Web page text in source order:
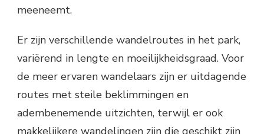
meeneemt.
Er zijn verschillende wandelroutes in het park,
variërend in lengte en moeilijkheidsgraad. Voor
de meer ervaren wandelaars zijn er uitdagende
routes met steile beklimmingen en
adembenemende uitzichten, terwijl er ook
makkelijkere wandelingen zijn die geschikt zijn